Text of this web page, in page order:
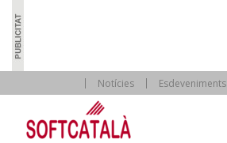
Notícies Esdeveniments